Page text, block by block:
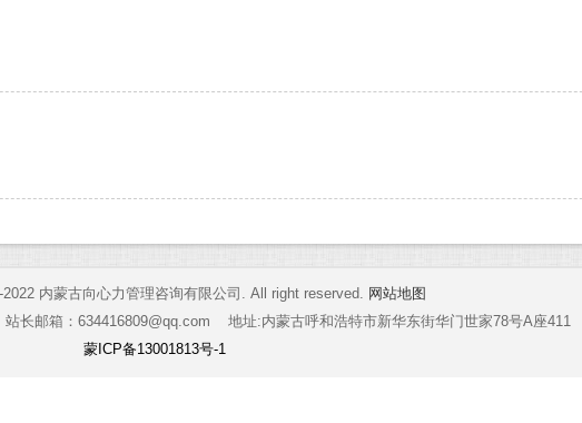
内蒙古向心力管理咨询有限公司. All right reserved. 网站地图
长邮箱：634416809@qq.com 地址:内蒙古呼和浩特市新华东街华门世家78号A座411
蒙ICP备13001813号-1